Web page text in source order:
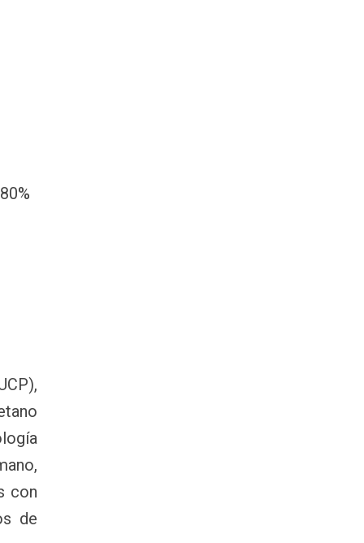
con
de